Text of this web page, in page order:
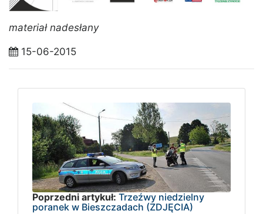
materiał nadesłany
15-06-2015
Poprzedni artykuł: Trzeźwy niedzielny
poranek w Bieszczadach (ZDJĘCIA)